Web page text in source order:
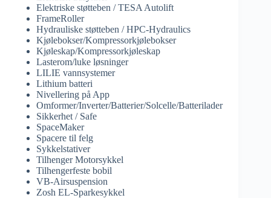
Elektriske støtteben / TESA Autolift
FrameRoller
Hydrauliske støtteben / HPC-Hydraulics
Kjølebokser/Kompressorkjølebokser
Kjøleskap/Kompressorkjøleskap
Lasterom/luke løsninger
LILIE vannsystemer
Lithium batteri
Nivellering på App
Omformer/Inverter/Batterier/Solcelle/Batterilader
Sikkerhet / Safe
SpaceMaker
Spacere til felg
Sykkelstativer
Tilhenger Motorsykkel
Tilhengerfeste bobil
VB-Airsuspension
Zosh EL-Sparkesykkel